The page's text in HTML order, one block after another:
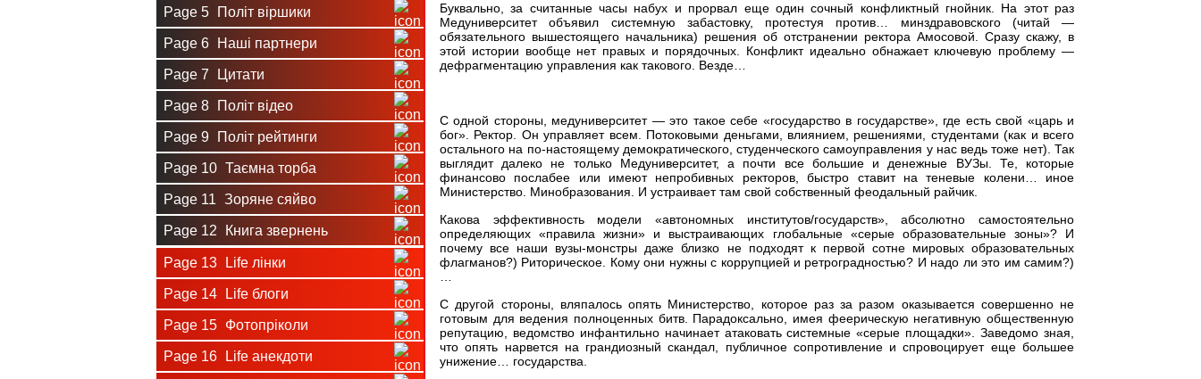
Page 5 Політ віршики
Page 6 Наші партнери
Page 7 Цитати
Page 8 Політ відео
Page 9 Політ рейтинги
Page 10 Таємна торба
Page 11 Зоряне сяйво
Page 12 Книга звернень
Page 13 Life лінки
Page 14 Life блоги
Page 15 Фотопріколи
Page 16 Life анекдоти
Буквально, за считанные часы набух и прорвал еще один сочный конфликтный гнойник. На этот раз
Медуниверситет объявил системную забастовку, протестуя против… минздравовского (читай —
обязательного вышестоящего начальника) решения об отстранении ректора Амосовой. Сразу скажу, в
этой истории вообще нет правых и порядочных. Конфликт идеально обнажает ключевую проблему —
дефрагментацию управления как такового. Везде…
С одной стороны, медуниверситет — это такое себе «государство в государстве», где есть свой «царь и
бог». Ректор. Он управляет всем. Потоковыми деньгами, влиянием, решениями, студентами (как и всего
остального на по-настоящему демократического, студенческого самоуправления у нас ведь тоже нет). Так
выглядит далеко не только Медуниверситет, а почти все большие и денежные ВУЗы. Те, которые
финансово послабее или имеют непробивных ректоров, быстро ставит на теневые колени… иное
Министерство. Минобразования. И устраивает там свой собственный феодальный райчик.
Какова эффективность модели «автономных институтов/государств», абсолютно самостоятельно
определяющих «правила жизни» и выстраивающих глобальные «серые образовательные зоны»? И
почему все наши вузы-монстры даже близко не подходят к первой сотне мировых образовательных
флагманов?) Риторическое. Кому они нужны с коррупцией и ретроградностью? И надо ли это им самим?)
С другой стороны, вляпалось опять Министерство, которое раз за разом оказывается совершенно не
готовым для ведения полноценных битв. Парадоксально, имея феерическую негативную общественную
репутацию, ведомство инфантильно начинает атаковать системные «серые площадки». Заведомо зная,
что опять нарвется на грандиозный скандал, публичное сопротивление и спровоцирует еще большее
унижение… государства.